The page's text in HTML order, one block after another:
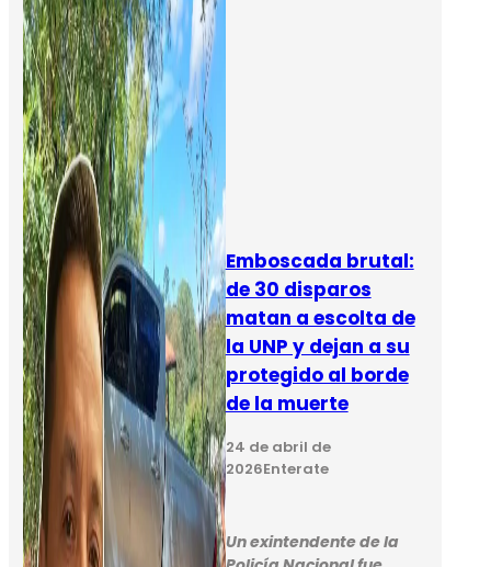
Emboscada brutal:
de 30 disparos
matan a escolta de
la UNP y dejan a su
protegido al borde
de la muerte
24 de abril de
2026Enterate
Un exintendente de la